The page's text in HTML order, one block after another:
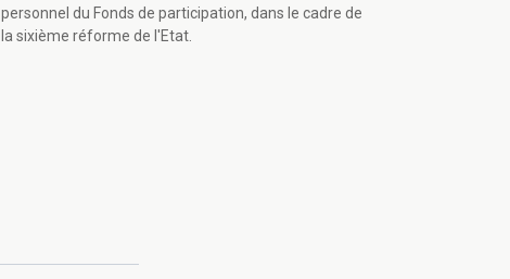
personnel du Fonds de participation, dans le cadre de
la sixième réforme de l'Etat.